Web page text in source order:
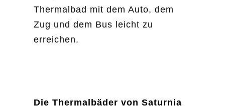
Thermalbad mit dem Auto, dem
Zug und dem Bus leicht zu
erreichen.
Die Thermalbäder von Saturnia